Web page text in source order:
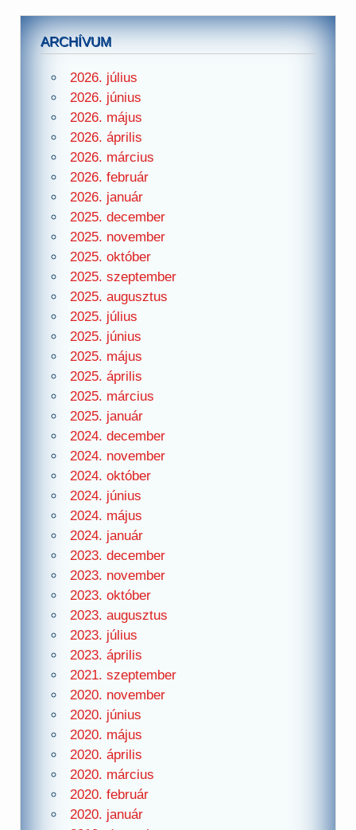
ARCHÍVUM
2026. július
2026. június
2026. május
2026. április
2026. március
2026. február
2026. január
2025. december
2025. november
2025. október
2025. szeptember
2025. augusztus
2025. július
2025. június
2025. május
2025. április
2025. március
2025. január
2024. december
2024. november
2024. október
2024. június
2024. május
2024. január
2023. december
2023. november
2023. október
2023. augusztus
2023. július
2023. április
2021. szeptember
2020. november
2020. június
2020. május
2020. április
2020. március
2020. február
2020. január